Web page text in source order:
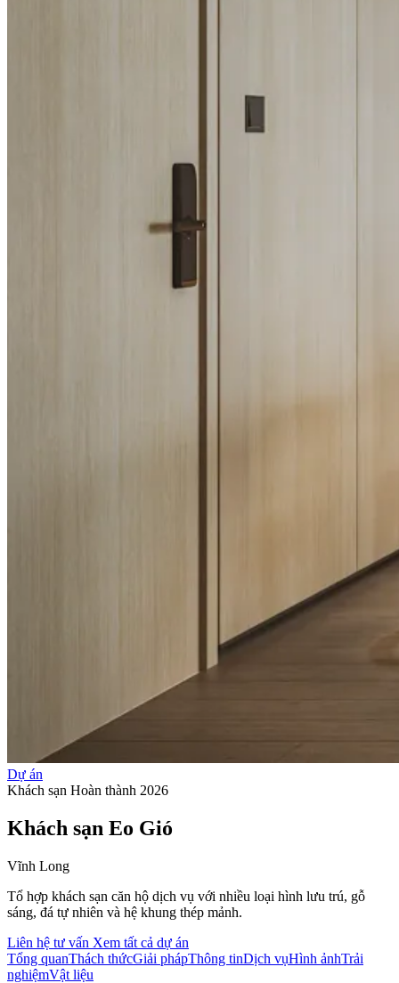
Dự án
Khách sạn Hoàn thành 2026
Khách sạn Eo Gió
Vĩnh Long
Tổ hợp khách sạn căn hộ dịch vụ với nhiều loại hình lưu trú, gỗ
sáng, đá tự nhiên và hệ khung thép mảnh.
Liên hệ tư vấn Xem tất cả dự án
Tổng quanThách thứcGiải phápThông tinDịch vụHình ảnhTrải
nghiệmVật liệu